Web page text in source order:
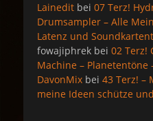
Lainedit bei 07 Terz!
Drumsampler – Alle
Latenz und
fowajiphrek bei 02 Terz!
Machine – Planetentöne
DavonMix bei 43 Terz! –
meine Ideen schütze